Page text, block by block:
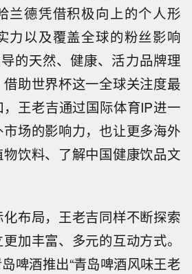
兰德凭借积极向上的个人形
力以及覆盖全球的粉丝影响
的天然、健康、活力品牌理
助世界杯这一全球关注度最
王老吉通过国际体育IP进一
场的影响力，也让更多海外
饮料、了解中国健康饮品文
布局，王老吉同样不断探索
加丰富、多元的互动方式。
啤酒推出“青岛啤酒风味王老